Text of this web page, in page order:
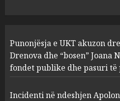
2 MARCH 27,
Punonjësja e UKT akuzon
Drenova dhe “bosen” Joana
fondet publike dhe pasuri
Incidenti në ndeshjen